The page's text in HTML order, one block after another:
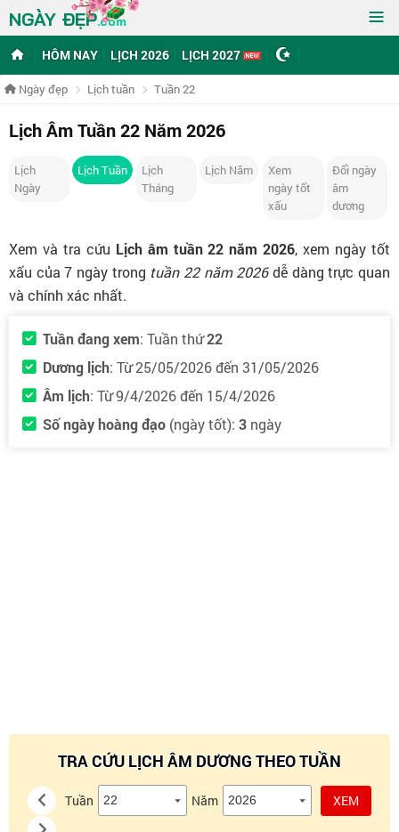
NGÀY ĐẸP.com ≡
HÔM NAY LỊCH 2026 LỊCH 2027
Ngày đẹp Lịch tuần Tuần 22
Lịch Âm Tuần 22 Năm 2026
Lịch
Ngày
Lịch Tuần
Lịch
Tháng
Lịch Năm
Xem
ngày tốt
xấu
Đổi ngày
âm
dương
Xem và tra cứu Lịch âm tuần 22 năm 2026, xem ngày tốt
xấu của 7 ngày trong tuần 22 năm 2026dễ dàng trực quan
và chính xác nhất.
Tuần đang xem: Tuần thứ22
Dương lịch: Từ 25/05/2026 đến 31/05/2026
Âm lịch: Từ 9/4/2026 đến 15/4/2026
Số ngày hoàng đạo (ngày tốt): 3 ngày
TRA CỨU LỊCH ÂM DƯƠNG THEO TUẦN
Tuần Năm XEM